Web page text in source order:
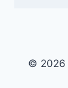
© 2026